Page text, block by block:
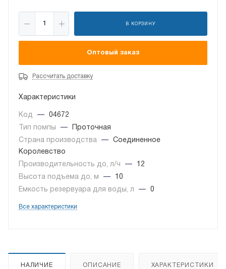
В КОРЗИНУ
Оптовый заказ
Рассчитать доставку
Характеристики
Код —
04672
Тип помпы
—
Проточная
Страна производства
—
Соединенное
Королевство
Производительность до, л/ч
—
12
Высота подъема до, м
—
10
Емкость резервуара для воды, л
— 0
Все характеристики
НАЛИЧИЕ ОПИСАНИЕ ХАРАКТЕРИСТИКИ